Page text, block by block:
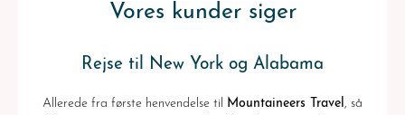
Vores kunder siger
Rejse til New York og Alabama
Allerede fra første henvendelse til Mountaineers Travel, så